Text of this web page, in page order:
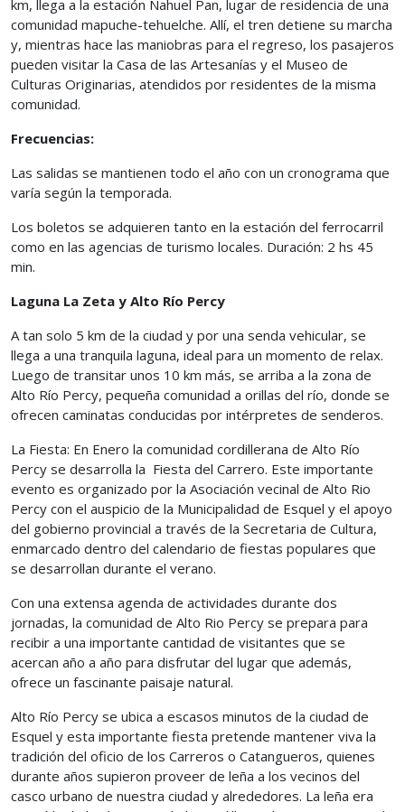
km, llega a la estación Nahuel Pan, lugar de residencia de una
comunidad mapuche-tehuelche. Allí, el tren detiene su marcha
y, mientras hace las maniobras para el regreso, los pasajeros
pueden visitar la Casa de las Artesanías y el Museo de
Culturas Originarias, atendidos por residentes de la misma
comunidad.
Frecuencias:
Las salidas se mantienen todo el año con un cronograma que
varía según la temporada.
Los boletos se adquieren tanto en la estación del ferrocarril
como en las agencias de turismo locales. Duración: 2 hs 45
min.
Laguna La Zeta y Alto Río Percy
A tan solo 5 km de la ciudad y por una senda vehicular, se
llega a una tranquila laguna, ideal para un momento de relax.
Luego de transitar unos 10 km más, se arriba a la zona de
Alto Río Percy, pequeña comunidad a orillas del río, donde se
ofrecen caminatas conducidas por intérpretes de senderos.
La Fiesta: En Enero la comunidad cordillerana de Alto Río
Percy se desarrolla la Fiesta del Carrero. Este importante
evento es organizado por la Asociación vecinal de Alto Rio
Percy con el auspicio de la Municipalidad de Esquel y el apoyo
del gobierno provincial a través de la Secretaria de Cultura,
enmarcado dentro del calendario de fiestas populares que
se desarrollan durante el verano.
Con una extensa agenda de actividades durante dos
jornadas, la comunidad de Alto Rio Percy se prepara para
recibir a una importante cantidad de visitantes que se
acercan año a año para disfrutar del lugar que además,
ofrece un fascinante paisaje natural.
Alto Río Percy se ubica a escasos minutos de la ciudad de
Esquel y esta importante fiesta pretende mantener viva la
tradición del oficio de los Carreros o Catangueros, quienes
durante años supieron proveer de leña a los vecinos del
casco urbano de nuestra ciudad y alrededores. La leña era